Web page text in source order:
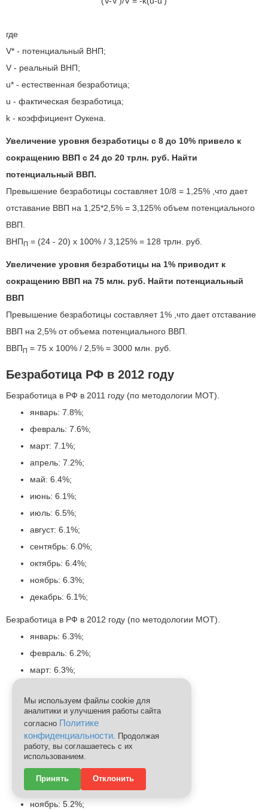
где
V* - потенциальный ВНП;
V - реальный ВНП;
u* - естественная безработица;
u - фактическая безработица;
k - коэффициент Оукена.
Увеличение уровня безработицы c 8 до 10% привело к
сокращению ВВП с 24 до 20 трлн. руб. Найти
потенциальный ВВП.
Превышение безработицы составляет 10/8 = 1,25% ,что дает
отставание ВВП на 1,25*2,5% = 3,125% объем потенциального
ВВП.
ВНПП = (24 - 20) x 100% / 3,125% = 128 трлн. руб.
Увеличение уровня безработицы на 1% приводит к
сокращению ВВП на 75 млн. руб. Найти потенциальный
ВВП
Превышение безработицы составляет 1% ,что дает отставание
ВВП на 2,5% от объема потенциального ВВП.
ВВПП = 75 x 100% / 2,5% = 3000 млн. руб.
Безработица РФ в 2012 году
Безработица в РФ в 2011 году (по методологии МОТ).
январь: 7.8%;
февраль: 7.6%;
март: 7.1%;
апрель: 7.2%;
май: 6.4%;
июнь: 6.1%;
июль: 6.5%;
август: 6.1%;
сентябрь: 6.0%;
октябрь: 6.4%;
ноябрь: 6.3%;
декабрь: 6.1%;
Безработица в РФ в 2012 году (по методологии МОТ).
январь: 6.3%;
февраль: 6.2%;
март: 6.3%;
май: 5.2%;
июнь: 5.2%;
июль: 5.2%;
август: 5.0%;
сентябрь: 5.0%;
октябрь: 5.1%;
ноябрь: 5.2%;
Мы используем файлы cookie для
аналитики и улучшения работы сайта
согласно Политике
конфиденциальности. Продолжая
работу, вы соглашаетесь с их
использованием.
Принять Отклонить